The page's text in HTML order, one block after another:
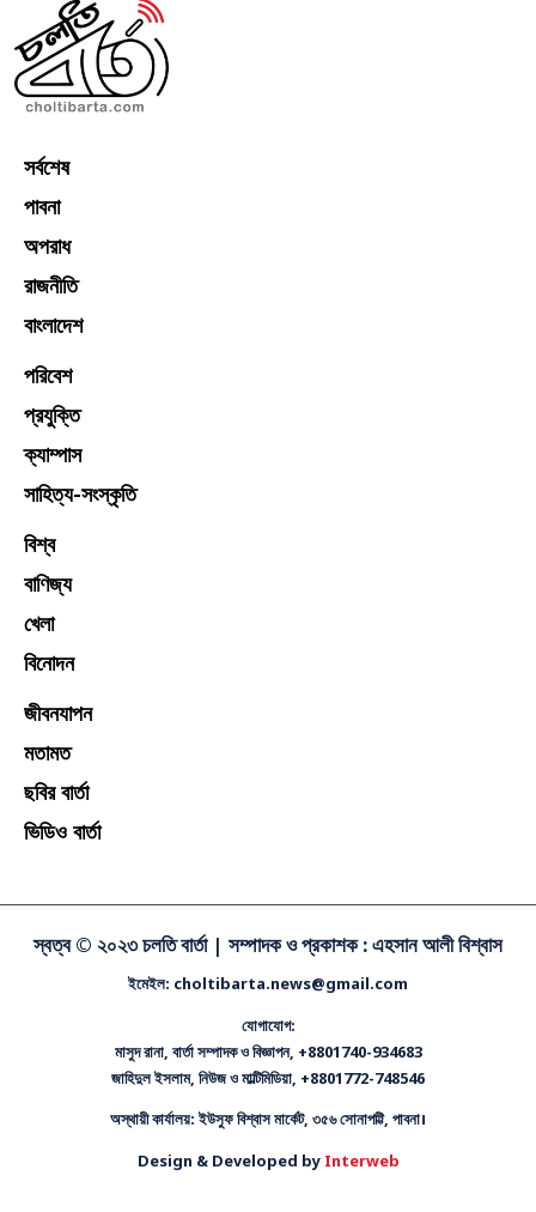
সর্বশেষ
পাবনা
অপরাধ
রাজনীতি
বাংলাদেশ
পরিবেশ
প্রযুক্তি
ক্যাম্পাস
সাহিত্য-সংস্কৃতি
বিশ্ব
বাণিজ্য
খেলা
বিনোদন
জীবনযাপন
মতামত
ছবির বার্তা
ভিডিও বার্তা
স্বত্ব © ২০২৩ চলতি বার্তা | সম্পাদক ও প্রকাশক : এহসান আলী বিশ্বাস
ইমেইল: choltibarta.news@gmail.com
যোগাযোগ:
মাসুদ রানা, বার্তা সম্পাদক ও বিজ্ঞাপন, +8801740-934683
জাহিদুল ইসলাম, নিউজ ও মাল্টিমিডিয়া, +8801772-748546
অস্থায়ী কার্যালয়: ইউসুফ বিশ্বাস মার্কেট, ৩৫৬ সোনাপট্টি, পাবনা।
Design & Developed by Interweb